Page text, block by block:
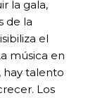
la gala,
de la
el
música en
hay talento
Los